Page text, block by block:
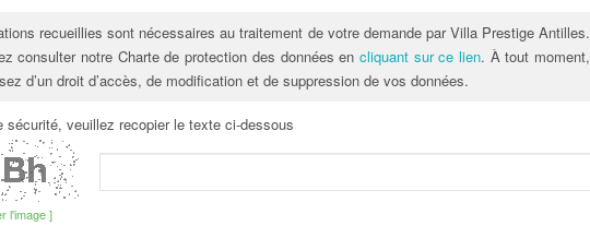
recueillies sont nécessaires au traitement de votre demande par Villa Prestige Antilles.
consulter notre Charte de protection des données en cliquant sur ce lien. À tout moment,
d’un droit d’accès, de modification et de suppression de vos données.
sécurité, veuillez recopier le texte ci-dessous
l'image ]